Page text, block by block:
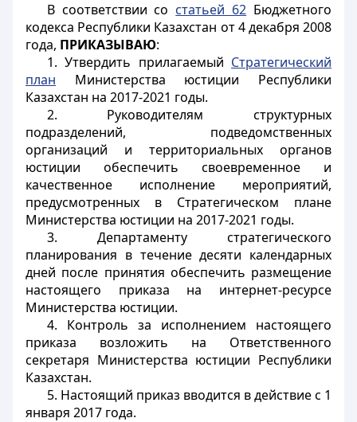
В соответствии со статьей 62 Бюджетного
кодекса Республики Казахстан от 4 декабря 2008
года, ПРИКАЗЫВАЮ:
1. Утвердить прилагаемый Стратегический
план Министерства юстиции Республики
Казахстан на 2017-2021 годы.
2. Руководителям структурных
подразделений, подведомственных
организаций и территориальных органов
юстиции обеспечить своевременное и
качественное исполнение мероприятий,
предусмотренных в Стратегическом плане
Министерства юстиции на 2017-2021 годы.
3. Департаменту стратегического
планирования в течение десяти календарных
дней после принятия обеспечить размещение
настоящего приказа на интернет-ресурсе
Министерства юстиции.
4. Контроль за исполнением настоящего
приказа возложить на Ответственного
секретаря Министерства юстиции Республики
Казахстан.
5. Настоящий приказ вводится в действие с 1
января 2017 года.